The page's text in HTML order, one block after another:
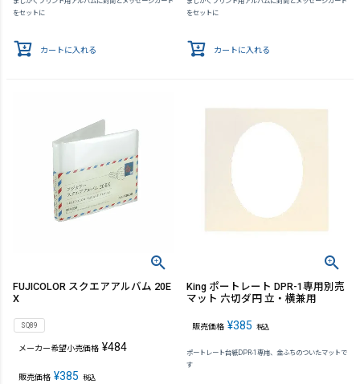
をセットに
カートに入れる
をセットに
カートに入れる
FUJICOLOR スクエアアルバム 20E
X
SQ89
メーカー希望小売価格 ¥484
販売価格 ¥385 税込
King ポートレート DPR-1専用別売
マット 六切ダ円 立・横兼用
販売価格 ¥385 税込
ポートレート台紙DPR-1専用、金ふちのついたマットで
す